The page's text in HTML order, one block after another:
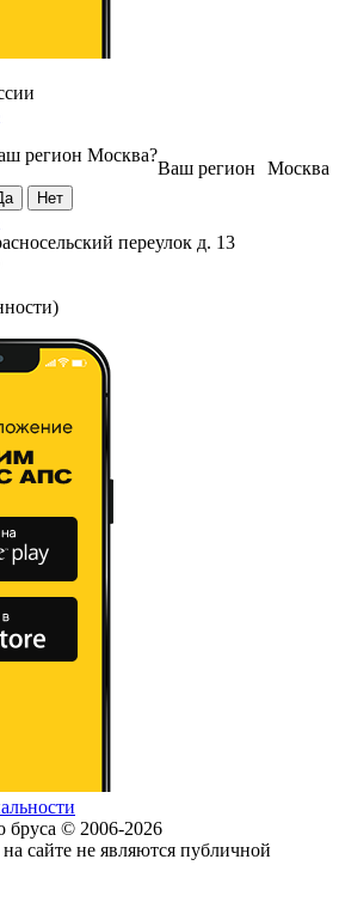
Москва
Ваш регион
регион Москва?
переулок д. 13
бруса © 2006-2026
сайте не являются публичной